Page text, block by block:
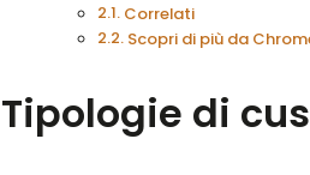
Correlati
Scopri di più da
Tipologie di